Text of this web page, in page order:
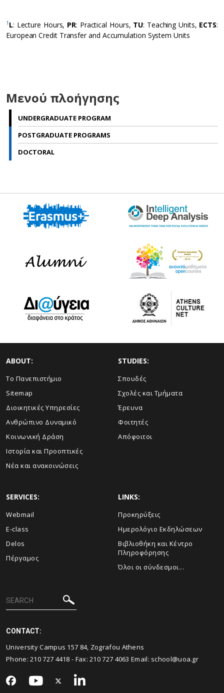
1 L: Lecture Hours, PR: Practical Hours, TU: Teaching Units, ECTS:
European Credit Transfer and Accumulation System Units
Μενού πλοήγησης
UNDERGRADUATE PROGRAM
POSTGRADUATE PROGRAMS
DOCTORAL
ABOUT:
Το Πανεπιστήμιο
Sitemap
Διοικητικές Υπηρεσίες
Ανθρώπινο Δυναμικό
Κοινωνική Δράση
Ιστορία και Προοπτικές
Νέα και ανακοινώσεις
STUDIES:
Σπουδές
Σχολές και Τμήματα
Έρευνα
Φοιτητές
Απόφοιτοι
SERVICES:
Webmail
E-class
Delos
Πέργαμος
LINKS:
Προκηρύξεις
Ημερολόγιο Εκδηλώσεων
Βιβλιοθήκη και Κέντρο
Πληροφόρησης
Όλοι οι σύνδεσμοι...
CONTACT:
University Campus 157 84, Zografou Athens
Phone:210 727 4418 - Fax:210 727 4063 Email: school@uoa.gr